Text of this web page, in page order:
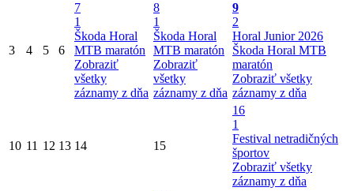
3 4 5 6
7
1
Škoda Horal
MTB maratón
Zobraziť
všetky
záznamy z dňa
8
1
Škoda Horal
MTB maratón
Zobraziť
všetky
záznamy z dňa
9
2
Horal Junior 2026
Škoda Horal MTB
maratón
Zobraziť všetky
záznamy z dňa
10 11 12 13 14 15
16
1
Festival netradičných
športov
Zobraziť všetky
záznamy z dňa